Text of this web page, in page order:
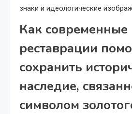
знаки и идеологические
Как современные
реставрации
сохранить
наследие,
символом